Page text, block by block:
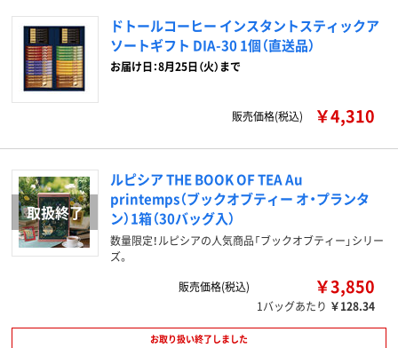
ドトールコーヒー インスタントスティックア
ソートギフト DIA-30 1個（直送品）
お届け日：8月25日（火）まで
販売価格(税込) ￥4,310
ルピシア THE BOOK OF TEA Au
printemps（ブックオブティー オ・プランタ
ン）1箱（30バッグ入）
数量限定！ルピシアの人気商品「ブックオブティー」シリー
ズ。
販売価格(税込)
￥3,850
1バッグあたり ￥128.34
お取り扱い終了しました